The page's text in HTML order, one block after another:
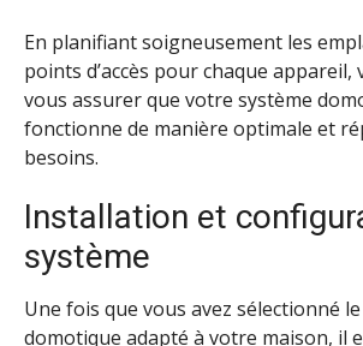
En planifiant soigneusement les
points d’accès pour chaque appareil,
vous assurer que votre système
fonctionne de manière optimale et
besoins.
Installation et
système
Une fois que vous avez sélectionné
domotique adapté à votre maison, il